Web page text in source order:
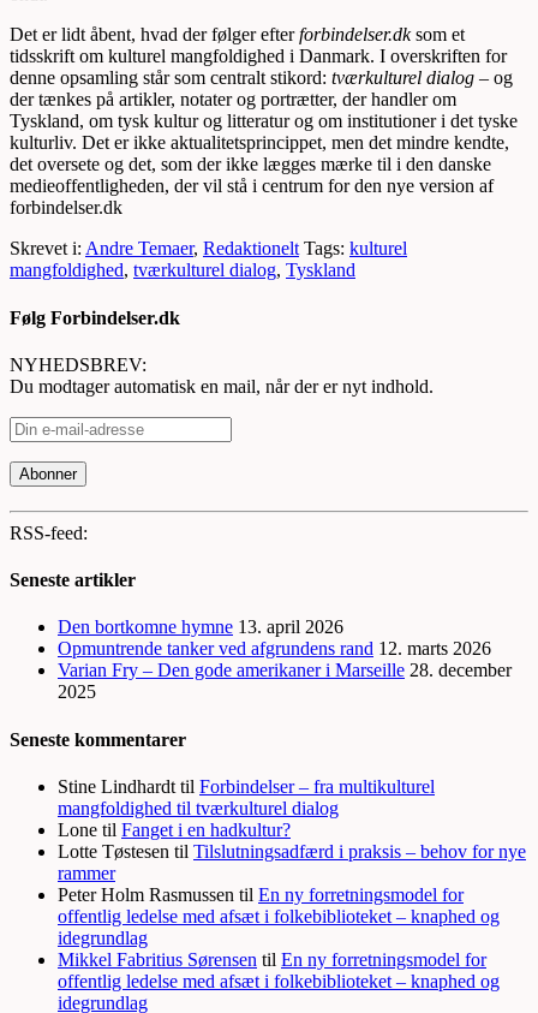
Det er lidt åbent, hvad der følger efterforbindelser.dksom et
tidsskrift om kulturel mangfoldighed i Danmark. I overskriften for
denne opsamling står som centralt stikord: tværkulturel dialog – og
der tænkes på artikler, notater og portrætter, der handlerom
Tyskland, om tysk kultur og litteratur og om institutioner i det tyske
kulturliv. Det er ikke aktualitetsprincippet, men det mindre kendte,
det oversete og det, som der ikke lægges mærke til i den danske
medieoffentligheden, der vil stå i centrum for den nye version af
forbindelser.dk
Skrevet i: Andre Temaer, Redaktionelt Tags: kulturel
mangfoldighed, tværkulturel dialog, Tyskland
Følg Forbindelser.dk
NYHEDSBREV:
Du modtager automatisk en mail, når der er nyt indhold.
RSS-feed:
Seneste artikler
Den bortkomne hymne 13. april 2026
Opmuntrende tanker ved afgrundens rand 12. marts 2026
Varian Fry – Den gode amerikaner i Marseille 28. december
2025
Seneste kommentarer
Stine Lindhardt til Forbindelser – fra multikulturel
mangfoldighed til tværkulturel dialog
Lone til Fanget i en hadkultur?
Lotte Tøstesen til Tilslutningsadfærd i praksis – behov for nye
rammer
Peter Holm Rasmussen til En ny forretningsmodel for
offentlig ledelse med afsæt i folkebiblioteket – knaphed og
idegrundlag
Mikkel Fabritius Sørensen til En ny forretningsmodel for
offentlig ledelse med afsæt i folkebiblioteket – knaphed og
idegrundlag